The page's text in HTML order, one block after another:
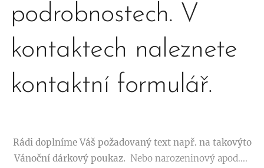
podrobnostech. V
kontaktech naleznete
kontaktní formulář.
Rádi doplníme Váš požadovaný text např. na takovýto
Vánoční dárkový poukaz. Nebo narozeninový apod....